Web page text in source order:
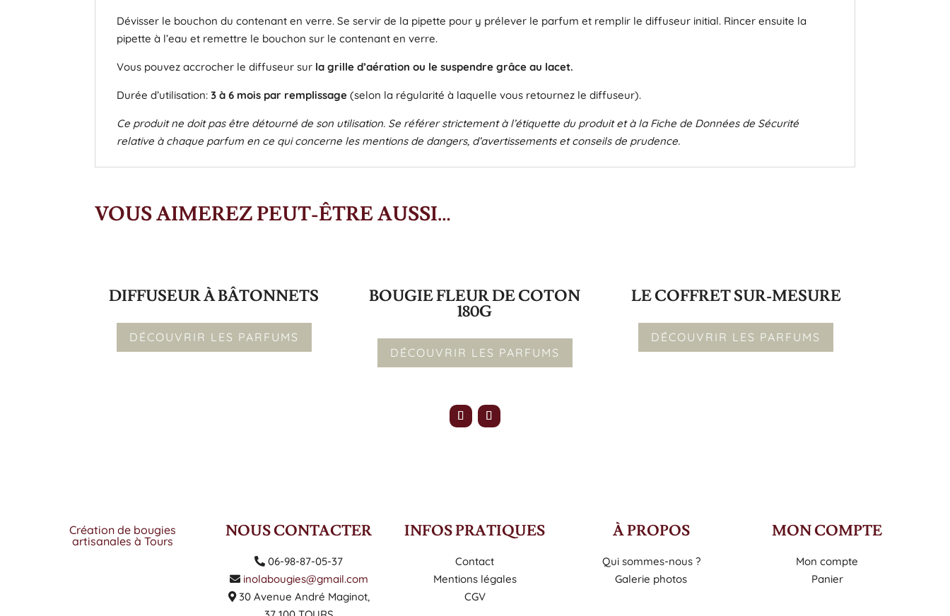
Dévisser le bouchon du contenant en verre. Se servir de la pipette pour y prélever le parfum et remplir le diffuseur initial. Rincer ensuite la
pipette à l’eau et remettre le bouchon sur le contenant en verre.
Vous pouvez accrocher le diffuseur sur la grille d’aération ou le suspendre grâce au lacet.
Durée d’utilisation:3 à 6 mois par remplissage(selon la régularité à laquelle vous retournez le diffuseur).
Ce produit ne doit pas être détourné de son utilisation. Se référer strictement à l’étiquette du produit et à la Fiche de Données de Sécurité
relative à chaque parfum en ce qui concerne les mentions de dangers, d’avertissements et conseils de prudence.
VOUS AIMEREZ PEUT-ÊTRE AUSSI…
DIFFUSEUR À BÂTONNETS
DÉCOUVRIR LES PARFUMS
BOUGIE FLEUR DE COTON
180G
DÉCOUVRIR LES PARFUMS
LE COFFRET SUR-MESURE
DÉCOUVRIR LES PARFUMS
Création de bougies
artisanales à Tours
NOUS CONTACTER
06-98-87-05-37
inolabougies@gmail.com
30 Avenue André Maginot,
INFOS PRATIQUES
Contact
Mentions légales
CGV
À PROPOS
Qui sommes-nous ?
Galerie photos
MON COMPTE
Mon compte
Panier